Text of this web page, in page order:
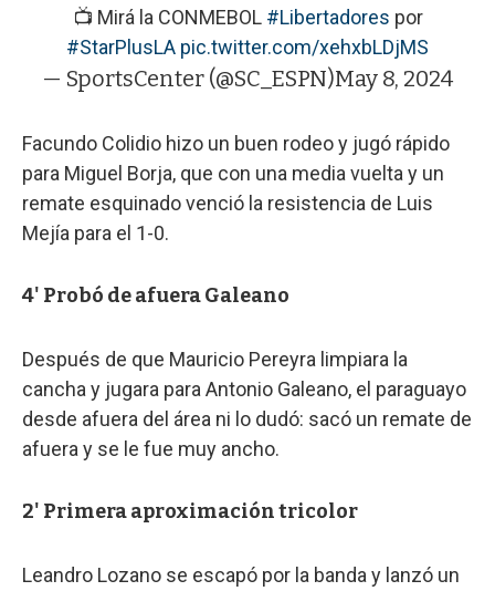
📺 Mirá la CONMEBOL #Libertadores por
#StarPlusLA pic.twitter.com/xehxbLDjMS
— SportsCenter (@SC_ESPN)May 8, 2024
Facundo Colidio hizo un buen rodeo y jugó rápido
para Miguel Borja, que con una media vuelta y un
remate esquinado venció la resistencia de Luis
Mejía para el 1-0.
4' Probó de afuera Galeano
Después de que Mauricio Pereyra limpiara la
cancha y jugara para Antonio Galeano, el paraguayo
desde afuera del área ni lo dudó: sacó un remate de
afuera y se le fue muy ancho.
2' Primera aproximación tricolor
Leandro Lozano se escapó por la banda y lanzó un